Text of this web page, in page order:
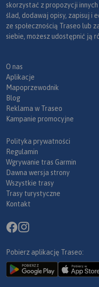
skorzystać z propozycji
ślad, dodawaj opisy, zapisuj i
ze społecznością Traseo lub
siebie, możesz udostępnić ją
O nas
Aplikacje
Mapoprzewodnik
Blog
Reklama w Traseo
Kampanie promocyjne
Polityka prywatności
Regulamin
Wgrywanie tras Garmin
Dawna wersja strony
Wszystkie trasy
Trasy turystyczne
Kontakt
Pobierz aplikację Traseo: